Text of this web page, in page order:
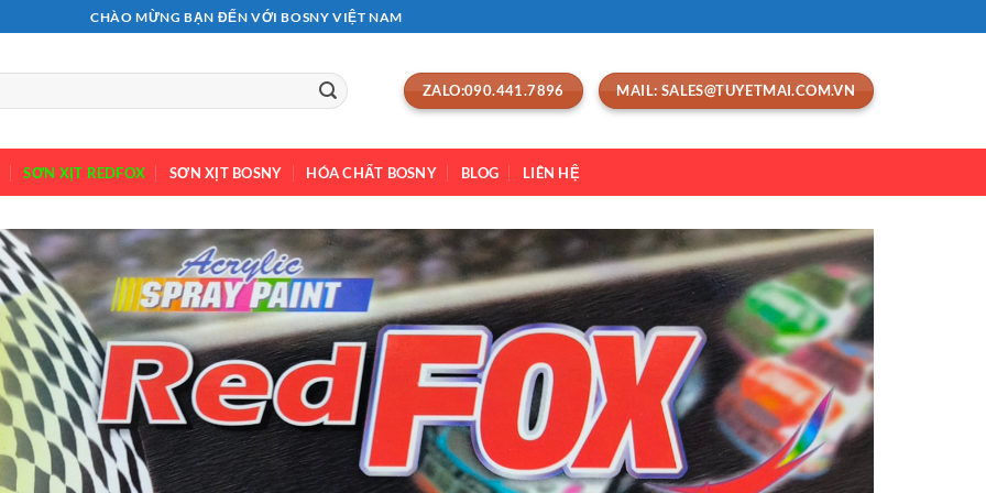
CHÀO MỪNG BẠN ĐẾN VỚI BOSNY VIỆT NAM
ZALO:090.441.7896 MAIL: SALES@TUYETMAI.COM.VN
SƠN XỊT REDFOX SƠN XỊT BOSNY HÓA CHẤT BOSNY BLOG LIÊN HỆ